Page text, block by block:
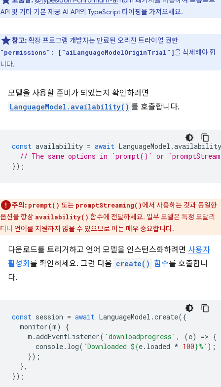
API 및 기타 기본 제공 AI API의 TypeScript 타이핑을 가져오세요.
참고:확장 프로그램 개발자는 만료된 오리진 트라이얼 권한
"permissions": ["aiLanguageModelOriginTrial"]을 삭제해야 합
니다.
모델을 사용할 준비가 되었는지 확인하려면
LanguageModel.availability() 를 호출합니다.
const availability = await LanguageModel .availability
// The same options in `prompt()` or
});
주의: prompt() 또는 promptStreaming()에서 사용하는 것과 동일한
옵션을 항상 availability() 함수에 전달하세요. 일부 모델은 특정 모달리
티나 언어를 지원하지 않을 수 있으므로 이는 매우 중요합니다.
다운로드를 트리거하고 언어 모델을 인스턴스화하려면 사용자
활성화를 확인하세요. 그런 다음 create() 함수를 호출합니
다.
const session = await LanguageModel .create({
monitor(m)
{
m .addEventListener( 'downloadprogress' , (e) => {
console. log( `Downloaded ${e. loaded * 100}%` );
});
},
});